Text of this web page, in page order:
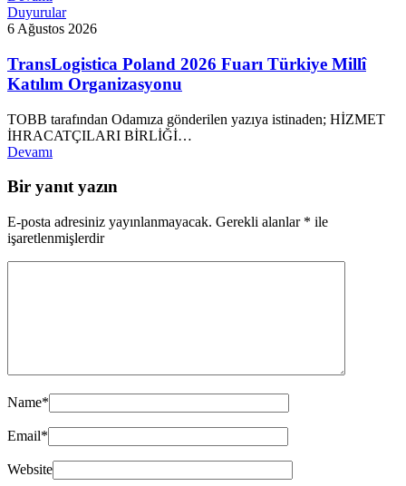
Duyurular
6 Ağustos 2026
TransLogistica Poland 2026 Fuarı Türkiye Millî
Katılım Organizasyonu
TOBB tarafından Odamıza gönderilen yazıya istinaden; HİZMET
İHRACATÇILARI BİRLİĞİ…
Devamı
Bir yanıt yazın
E-posta adresiniz yayınlanmayacak. Gerekli alanlar * ile
işaretlenmişlerdir
Name*
Email*
Website